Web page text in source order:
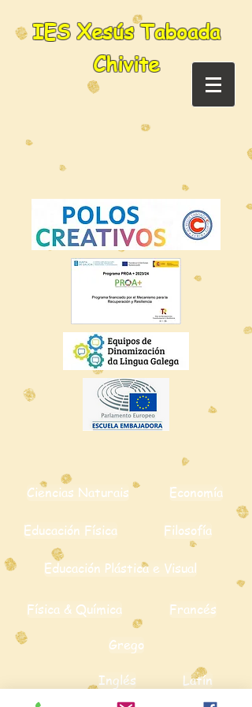
IES Xesús Taboada
Chivite
Ciencias Naturais Economía
Educación Física Filosofía
Educación Plástica e Visual
Física & Química Francés
Grego
Inglés Latín